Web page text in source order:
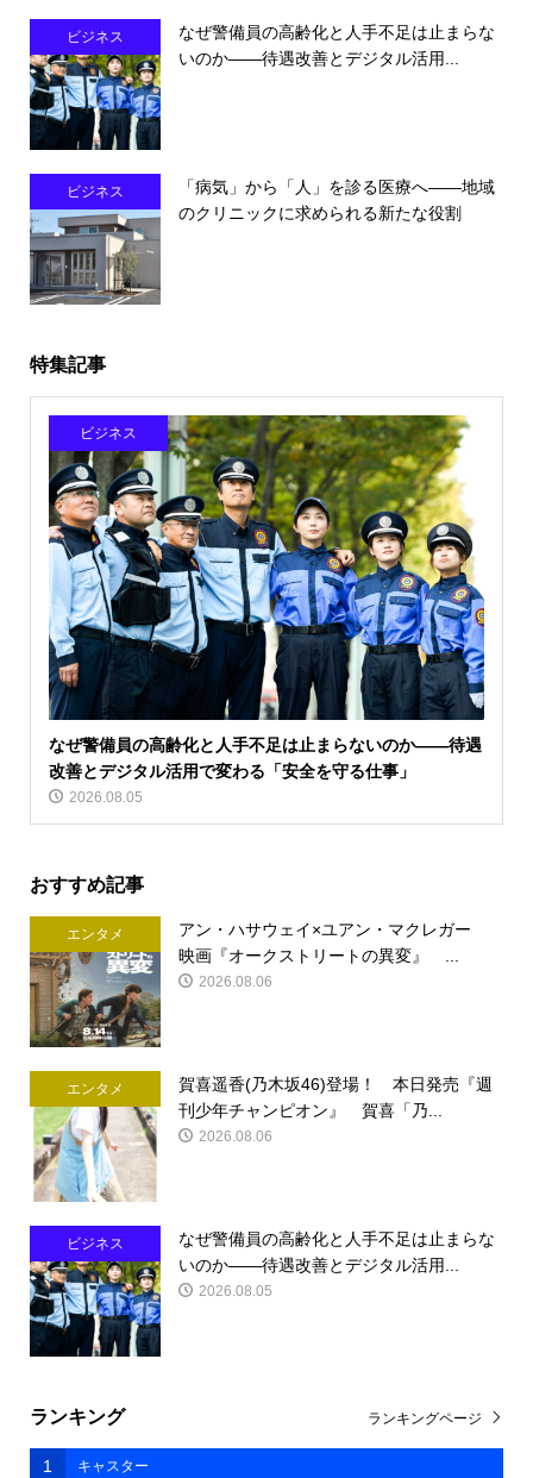
ビジネス
なぜ警備員の高齢化と人手不足は止まらな
いのか――待遇改善とデジタル活用...
ビジネス
「病気」から「人」を診る医療へ――地域
のクリニックに求められる新たな役割
特集記事
ビジネス
なぜ警備員の高齢化と人手不足は止まらないのか――待遇
改善とデジタル活用で変わる「安全を守る仕事」
2026.08.05
おすすめ記事
エンタメ
アン・ハサウェイ×ユアン・マクレガー
映画『オークストリートの異変』 ...
2026.08.06
エンタメ
賀喜遥香(乃木坂46)登場！ 本日発売『週
刊少年チャンピオン』 賀喜「乃...
2026.08.06
ビジネス
なぜ警備員の高齢化と人手不足は止まらな
いのか――待遇改善とデジタル活用...
2026.08.05
ランキング
1 キャスター
ランキングページ